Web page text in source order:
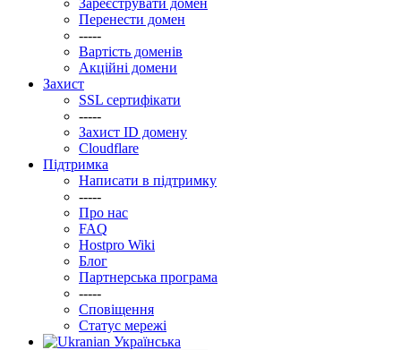
Зареєструвати домен
Перенести домен
-----
Вартість доменів
Акційні домени
Захист
SSL сертифікати
-----
Захист ID домену
Clоudflare
Підтримка
Написати в підтримку
-----
Про нас
FAQ
Hostpro Wiki
Блог
Партнерська програма
-----
Сповіщення
Статус мережі
Українська